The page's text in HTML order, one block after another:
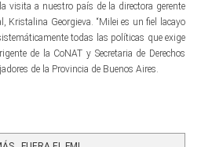
visita a nuestro país de la directora gerente​
Kristalina Georgieva. “Milei es un fiel lacayo
todas las políticas que exige
de la CoNAT y Secretaria de Derechos
de la Provincia de Buenos Aires.